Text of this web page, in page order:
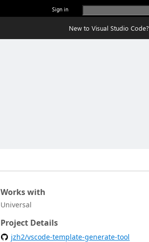
Sign in
New to Visual Studio Code?
Works with
Universal
Project Details
jzh2/vscode-template-generate-tool